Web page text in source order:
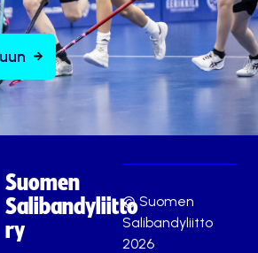
Suomen
Salibandyliitto
ry
© Suomen
Salibandyliitto
2026